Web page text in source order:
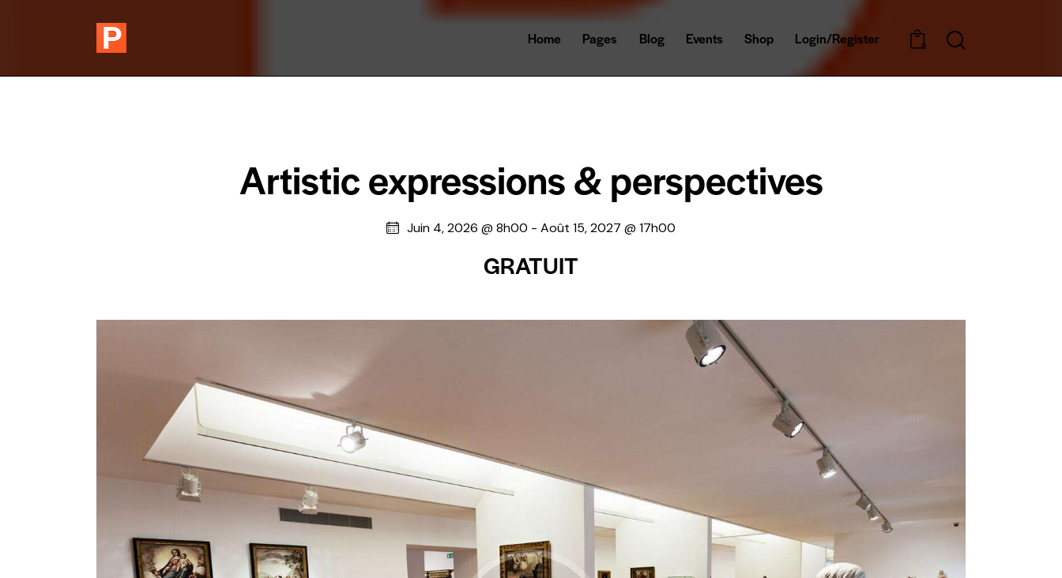
Home Pages Blog Events Shop Login/Register 0
Artistic expressions & perspectives
Juin 4, 2026 @ 8h00 - Août 15, 2027 @ 17h00
GRATUIT